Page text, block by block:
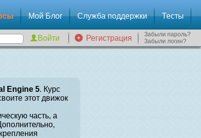
Мой Блог Служба поддержки Тесты
Регистрация
Забыли пароль?
Забыли логин?
Engine 5. Курс
этот движок
часть, а